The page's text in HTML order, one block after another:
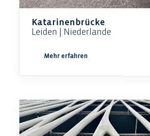
Katarinenbrücke
Leiden | Niederlande
Mehr erfahren